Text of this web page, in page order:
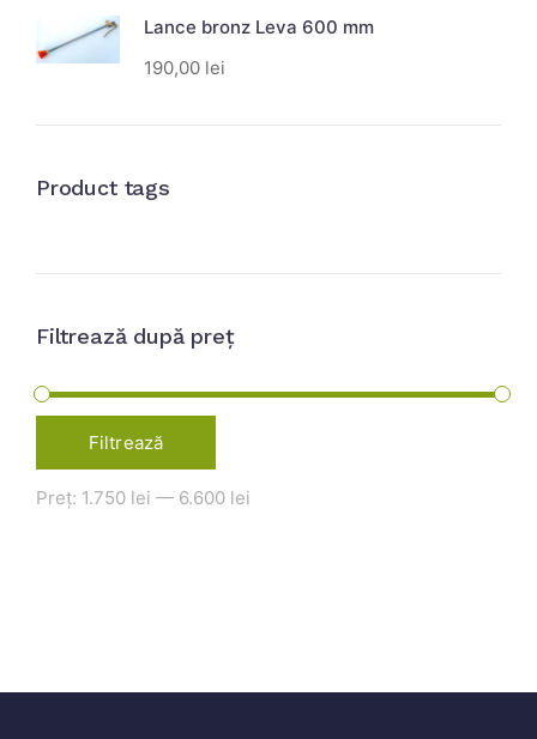
Lance bronz Leva 600 mm
190,00 lei
Product tags
Filtrează după preț
Filtrează
Preț: 1.750 lei — 6.600 lei